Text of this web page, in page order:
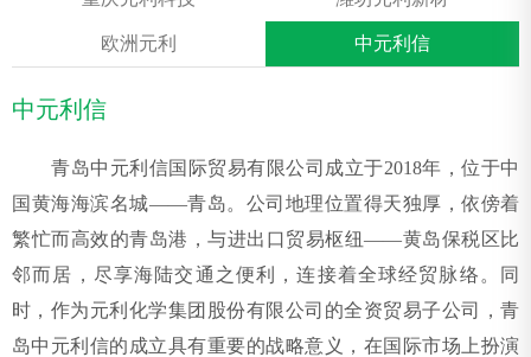
欧洲元利 中元利信
中元利信
青岛中元利信国际贸易有限公司成立于2018年，位于中
国黄海海滨名城——青岛。公司地理位置得天独厚，依傍着
繁忙而高效的青岛港，与进出口贸易枢纽——黄岛保税区比
邻而居，尽享海陆交通之便利，连接着全球经贸脉络。同
时，作为元利化学集团股份有限公司的全资贸易子公司，青
岛中元利信的成立具有重要的战略意义，在国际市场上扮演